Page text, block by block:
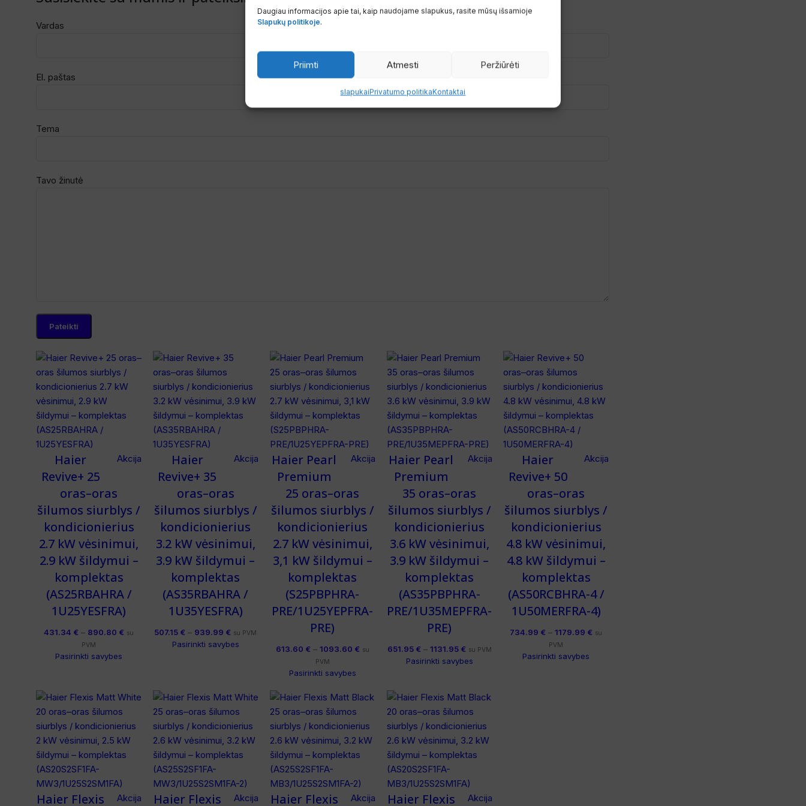
Daugiau informacijos apie tai, kaip naudojame slapukus, rasite mūsų išsamioje
Slapukų politikoje.
Priimti Atmesti Peržiūrėti
slapukaiPrivatumo politikaKontaktai
Vardas
El. paštas
Tema
Tavo žinutė
Akcija
Haier
Revive+ 25
oras–oras
šilumos siurblys /
kondicionierius
2.7 kW vėsinimui,
2.9 kW šildymui –
komplektas
(AS25RBAHRA /
1U25YESFRA)
431.34 € – 890.80 € su
PVM
Pasirinkti savybes
Akcija
Haier
Revive+ 35
oras–oras
šilumos siurblys /
kondicionierius
3.2 kW vėsinimui,
3.9 kW šildymui –
komplektas
(AS35RBAHRA /
1U35YESFRA)
507.15 € – 939.99 € su PVM
Pasirinkti savybes
Akcija
Haier Pearl
Premium
25 oras–oras
šilumos siurblys /
kondicionierius
2.7 kW vėsinimui,
3,1 kW šildymui –
komplektas
(S25PBPHRA-
PRE/1U25YEPFRA-
PRE)
613.60 € – 1093.60 € su
PVM
Pasirinkti savybes
Akcija
Haier Pearl
Premium
35 oras–oras
šilumos siurblys /
kondicionierius
3.6 kW vėsinimui,
3.9 kW šildymui –
komplektas
(AS35PBPHRA-
PRE/1U35MEPFRA-
PRE)
651.95 € – 1131.95 € su PVM
Pasirinkti savybes
Akcija
Haier
Revive+ 50
oras–oras
šilumos siurblys /
kondicionierius
4.8 kW vėsinimui,
4.8 kW šildymui –
komplektas
(AS50RCBHRA-4 /
1U50MERFRA-4)
734.99 € – 1179.99 € su
PVM
Pasirinkti savybes
Akcija
Haier Flexis Akcija
Haier Flexis Akcija
Haier Flexis Akcija
Haier Flexis